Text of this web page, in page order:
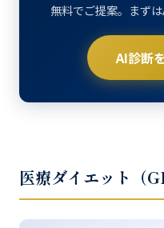
無料でご提案。まず
AI診断
医療ダイエット（